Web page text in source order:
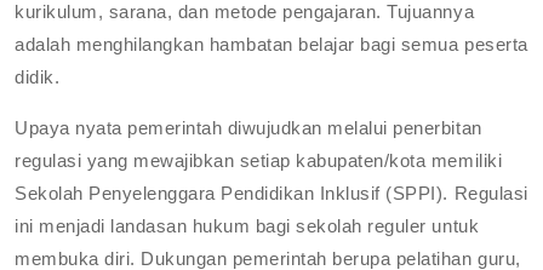
kurikulum, sarana, dan metode pengajaran. Tujuannya
adalah menghilangkan hambatan belajar bagi semua peserta
didik.
Upaya nyata pemerintah diwujudkan melalui penerbitan
regulasi yang mewajibkan setiap kabupaten/kota memiliki
Sekolah Penyelenggara Pendidikan Inklusif (SPPI). Regulasi
ini menjadi landasan hukum bagi sekolah reguler untuk
membuka diri. Dukungan pemerintah berupa pelatihan guru,